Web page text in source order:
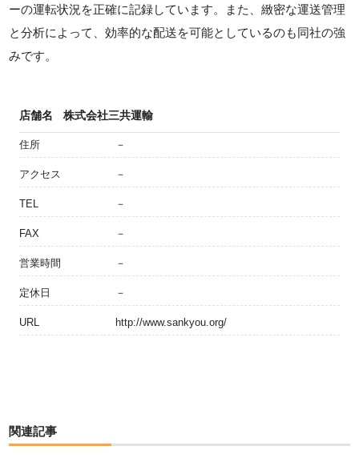
ーの運転状況を正確に記録しています。また、緻密な運送管理
と分析によって、効率的な配送を可能としているのも同社の強
みです。
店舗名 株式会社三共運輸
住所 －
アクセス －
TEL －
FAX －
営業時間 －
定休日 －
URL http://www.sankyou.org/
関連記事